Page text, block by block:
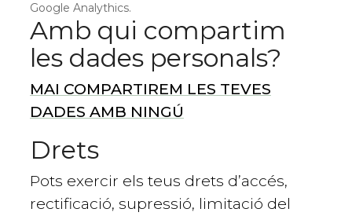
Google Analythics.
Amb qui compartim
les dades personals?
MAI COMPARTIREM LES TEVES
DADES AMB NINGÚ
Drets
Pots exercir els teus drets d’accés,
rectificació, supressió, limitació del